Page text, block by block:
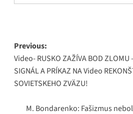
Post
navigation
Previous:
Video- RUSKO ZAŽÍVA BOD ZLOMU
SIGNÁL A PRÍKAZ NA Video
SOVIETSKEHO ZVÄZU!
M. Bondarenko: Fašizmus